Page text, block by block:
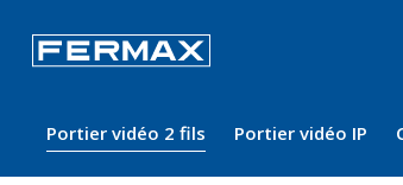
Portier vidéo 2 fils Portier vidéo IP